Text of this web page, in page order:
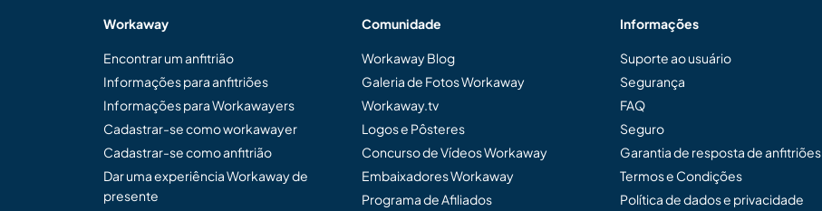
Workaway
Encontrar um anfitrião
Informações para anfitriões
Informações para Workawayers
Cadastrar-se como workawayer
Cadastrar-se como anfitrião
Dar uma experiência Workaway de
presente
Comunidade
Workaway Blog
Galeria de Fotos Workaway
Workaway.tv
Logos e Pôsteres
Concurso de Vídeos Workaway
Embaixadores Workaway
Programa de Afiliados
Informações
Suporte ao usuário
Segurança
FAQ
Seguro
Garantia de resposta de anfitriões
Termos e Condições
Política de dados e privacidade